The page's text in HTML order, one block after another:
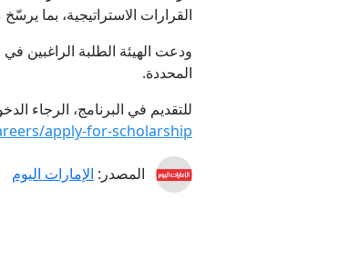
القرارات الاستراتيجية، بما
ودعت الهيئة الطلبة الراغبين
المحددة.
للتقديم في البرنامج، الرجاء
apply-for-scholarship
المصدر: الإمارات اليوم